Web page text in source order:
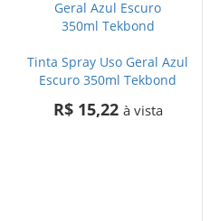
Tinta Spray Uso Geral Azul
Escuro 350ml Tekbond
R$ 15,22 à vista